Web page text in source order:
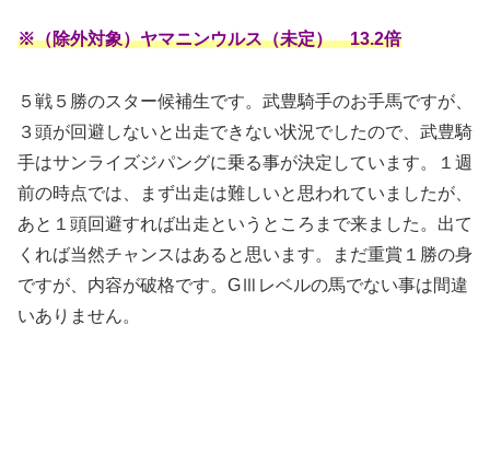
※（除外対象）ヤマニンウルス（未定） 13.2倍
５戦５勝のスター候補生です。武豊騎手のお手馬ですが、
３頭が回避しないと出走できない状況でしたので、武豊騎
手はサンライズジパングに乗る事が決定しています。１週
前の時点では、まず出走は難しいと思われていましたが、
あと１頭回避すれば出走というところまで来ました。出て
くれば当然チャンスはあると思います。まだ重賞１勝の身
ですが、内容が破格です。GⅢレベルの馬でない事は間違
いありません。